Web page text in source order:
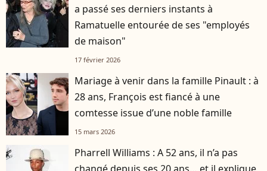
a passé ses derniers instants à
Ramatuelle entourée de ses "employés
de maison"
17 février 2026
Mariage à venir dans la famille Pinault : à
28 ans, François est fiancé à une
comtesse issue d’une noble famille
15 mars 2026
Pharrell Williams : A 52 ans, il n’a pas